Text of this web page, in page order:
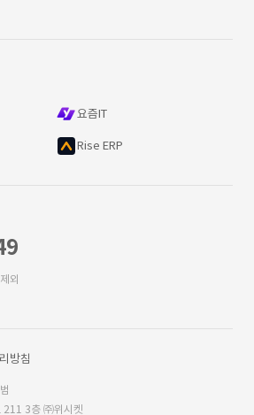
요즘IT
Rise ERP
외
방침
211 3층 ㈜위시켓